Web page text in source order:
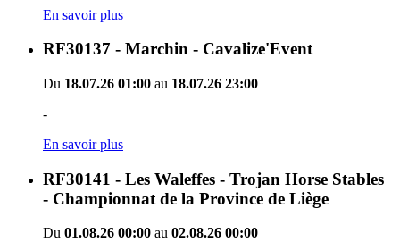
En savoir plus
RF30137 - Marchin - Cavalize'Event
Du 18.07.26 01:00 au 18.07.26 23:00
-
En savoir plus
RF30141 - Les Waleffes - Trojan Horse Stables
- Championnat de la Province de Liège
Du 01.08.26 00:00 au 02.08.26 00:00